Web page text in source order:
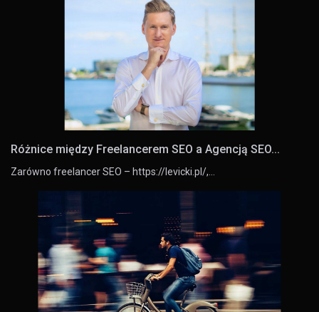
Różnice między Freelancerem SEO a Agencją SEO...
Zarówno freelancer SEO – https://levicki.pl/,…